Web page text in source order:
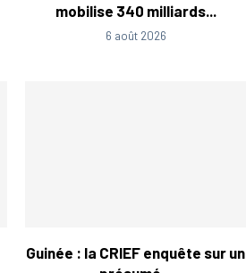
mobilise 340 milliards...
6 août 2026
Guinée : la CRIEF enquête sur un